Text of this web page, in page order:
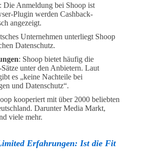
: Die Anmeldung bei Shoop ist
Plugin werden Cashback-
angezeigt.
Unternehmen unterliegt Shoop
Datenschutz.
: Shoop bietet häufig die
unter den Anbietern. Laut
es „keine Nachteile bei
und Datenschutz“.
kooperiert mit über 2000 beliebten
Darunter Media Markt,
viele mehr.
Erfahrungen: Ist die Fit